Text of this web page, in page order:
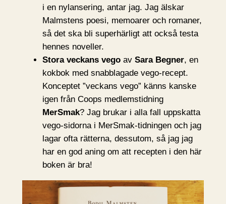
i en nylansering, antar jag. Jag älskar
Malmstens poesi, memoarer och romaner,
så det ska bli superhärligt att också testa
hennes noveller.
Stora veckans vegoav Sara Begner, en
kokbok med snabblagade vego-recept.
Konceptet ”veckans vego” känns kanske
igen från Coops medlemstidning
MerSmak? Jag brukar i alla fall uppskatta
vego-sidorna i MerSmak-tidningen och jag
lagar ofta rätterna, dessutom, så jag jag
har en god aning om att recepten i den här
boken är bra!